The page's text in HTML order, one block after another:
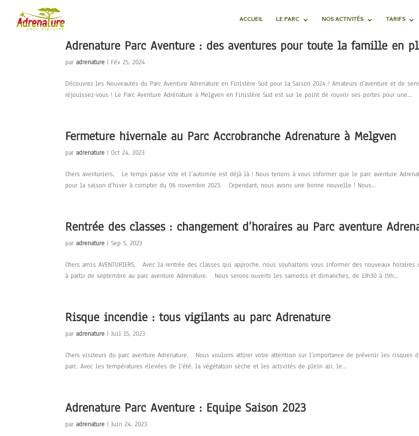
ACCUEIL LE PARC NOS ACTIVITÉS TARIFS
Adrenature Parc Aventure : des aventures pour toute la famille en
paradrenature | Fév 25, 2024
Découvrez les Nouveautés du Parc Aventure Adrenature en Finistère Sud pour la Saison 2024 ! Amateurs d’aventure et de
réjouissez-vous ! Le Parc Aventure Adrénature à Melgven en Finistère Sud est sur le point de rouvrir ses portes pour une...
Fermeture hivernale au Parc Accrobranche Adrenature à Melgven
paradrenature |Oct 24, 2023
Chers aventuriers, Le temps passe vite et l’automne est déjà là ! Nous tenons à vous informer que le parc aventure
pour la saison d’hiver à compter du 06 novembre 2023. Cependant, nous avons une bonne nouvelle ! Nous...
Rentrée des classes : changement d’horaires au Parc aventure
paradrenature |Sep 5, 2023
Chers amis AVENTURIERS, Avec la rentrée des classes qui approche, nous souhaitons vous informer des nouveaux
à partir de septembre au parc aventure Adrenature. Nous serons ouverts les samedis et dimanches, de 13h30 à 19h...
Risque incendie : tous vigilants au parc Adrenature
paradrenature |Juil 15, 2023
Chers visiteurs du parc aventure Adrenature, Nous voulons attirer votre attention sur l’importance de prévenir les risques
parc. Avec les températures élevées de l’été, la végétation sèche et les activités de plein air, le...
Adrenature Parc Aventure : Equipe Saison 2023
paradrenature |Juin 24, 2023